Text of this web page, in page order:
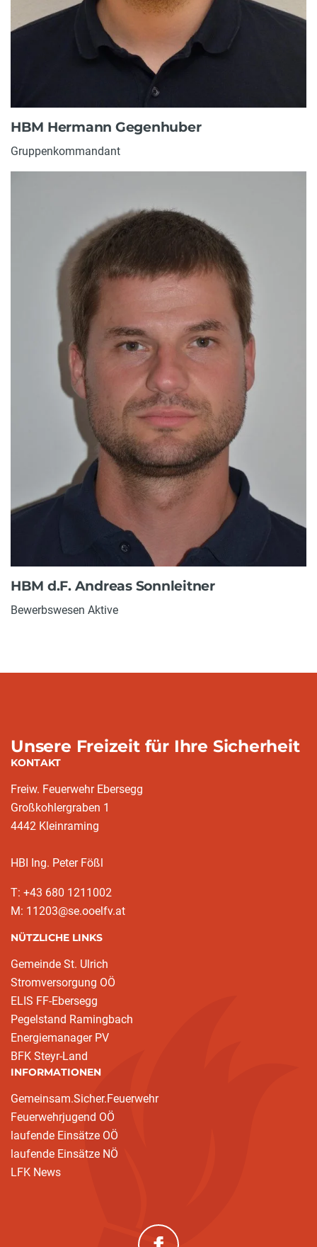
HBM Hermann Gegenhuber
Gruppenkommandant
HBM d.F. Andreas Sonnleitner
Bewerbswesen Aktive
Unsere Freizeit für Ihre Sicherheit
KONTAKT
Freiw. Feuerwehr Ebersegg
Großkohlergraben 1
4442 Kleinraming
HBI Ing. Peter Fößl
T: +43 680 1211002
M: 11203@se.ooelfv.at
NÜTZLICHE LINKS
Gemeinde St. Ulrich
Stromversorgung OÖ
ELIS FF-Ebersegg
Pegelstand Ramingbach
Energiemanager PV
BFK Steyr-Land
INFORMATIONEN
Gemeinsam.Sicher.Feuerwehr
Feuerwehrjugend OÖ
laufende Einsätze OÖ
laufende Einsätze NÖ
LFK News